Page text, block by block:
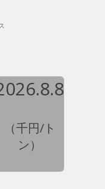
（千円/ト
ン）